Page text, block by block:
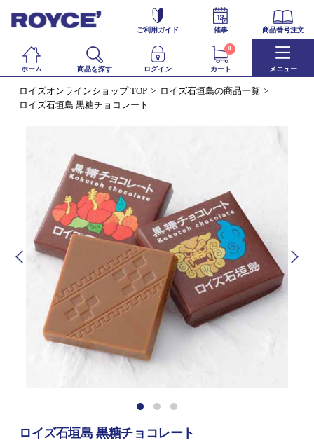
ご利用ガイド 催事 商品番号注文
ホーム 商品を探す ログイン カート
0
メニュー
ロイズオンラインショップ TOP
ロイズ石垣島の商品一覧
ロイズ石垣島 黒糖チョコレート
ロイズ石垣島 黒糖チョコレート